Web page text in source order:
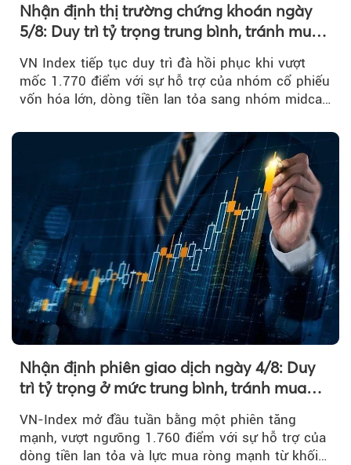
Nhận định thị trường chứng khoán ngày
5/8: Duy trì tỷ trọng trung bình, tránh mua
VN Index tiếp tục duy trì đà hồi phục khi vượt
mốc 1.770 điểm với sự hỗ trợ của nhóm cổ phiếu
vốn hóa lớn, dòng tiền lan tỏa sang nhóm midcap
Nhận định phiên giao dịch ngày 4/8: Duy
trì tỷ trọng ở mức trung bình, tránh mua
VN-Index mở đầu tuần bằng một phiên tăng
mạnh, vượt ngưỡng 1.760 điểm với sự hỗ trợ của
dòng tiền lan tỏa và lực mua ròng mạnh từ khối